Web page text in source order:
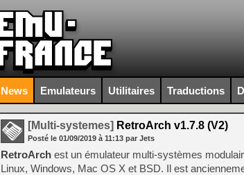
News Emulateurs Utilitaires Traductions
[Multi-systemes] RetroArch v1.7.8 (V2)
Posté le 01/09/2019 à 11:13 par Jets
RetroArch est un émulateur multi-systèmes
Linux, Windows, Mac OS X et BSD. Il est